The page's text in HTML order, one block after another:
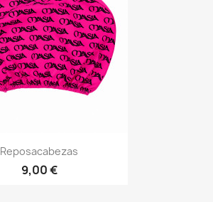
Vista rápida
Reposacabezas
9,00 €